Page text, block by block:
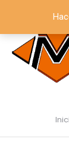
Estás aquí: